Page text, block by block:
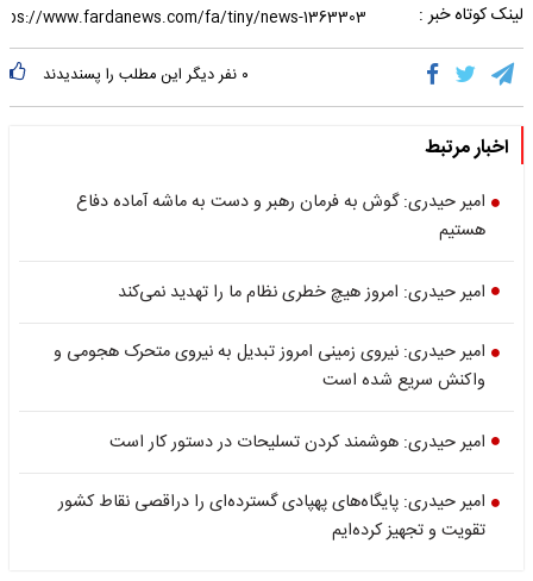
لینک کوتاه خبر :
۰ نفر دیگر این مطلب را پسندیدند
اخبار مرتبط
امیر حیدری: گوش به فرمان رهبر و دست به ماشه آماده دفاع
هستیم
امیر حیدری: امروز هیچ خطری نظام ما را تهدید نمی‌کند
امیر حیدری: نیروی زمینی امروز تبدیل به نیروی متحرک هجومی و
واکنش سریع شده است
امیر حیدری: هوشمند کردن تسلیحات در دستور کار است
امیر حیدری: پایگاه‌های پهپادی گسترده‌ای را دراقصی نقاط کشور
تقویت و تجهیز کرده‌ایم